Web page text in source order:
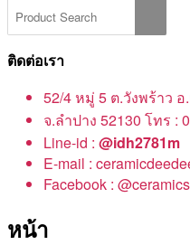
ติดต่อเรา
52/4 หมู่ 5 ต.วังพร้าว อ
จ.ลำปาง 52130 โทร :
Line-id : @idh2781m
E-mail :
Facebook :
หน้า